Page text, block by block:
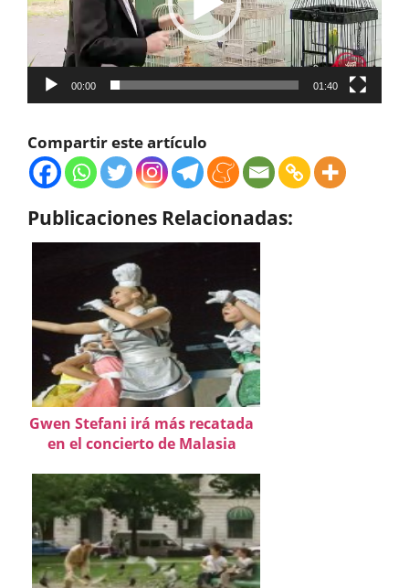
00:00 01:40
Compartir este artículo
Publicaciones Relacionadas:
Gwen Stefani irá más recatada
en el concierto de Malasia